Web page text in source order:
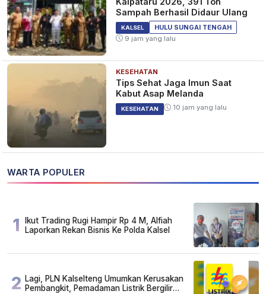
Sampah Berhasil Didaur Ulang
KALSEL
HULU SUNGAI TENGAH
9 jam yang lalu
KESEHATAN
Tips Sehat Jaga Imun Saat
Kabut Asap Melanda
KESEHATAN 10 jam yang lalu
WARTA POPULER
1
Ikut Trading Rugi Hampir Rp 4 M, Alfiah
Laporkan Rekan Bisnis Ke Polda Kalsel
2 Lagi, PLN Kalselteng Umumkan Kerusakan
Pembangkit, Pemadaman Listrik Bergilir